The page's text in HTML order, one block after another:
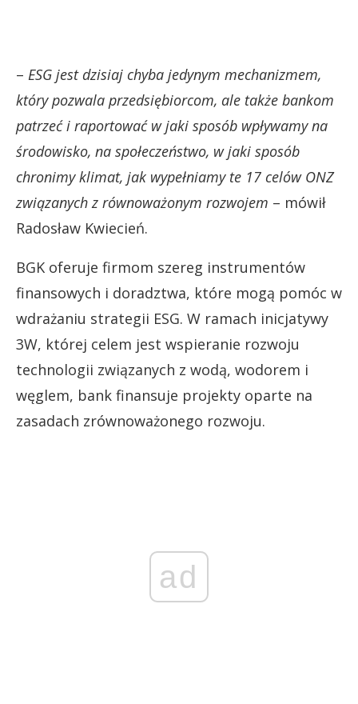
– ESG jest dzisiaj chyba jedynym mechanizmem,
który pozwala przedsiębiorcom, ale także bankom
patrzeć i raportować w jaki sposób wpływamy na
środowisko, na społeczeństwo, w jaki sposób
chronimy klimat, jak wypełniamy te 17 celów ONZ
związanych z równoważonym rozwojem – mówił
Radosław Kwiecień.
BGK oferuje firmom szereg instrumentów
finansowych i doradztwa, które mogą pomóc w
wdrażaniu strategii ESG. W ramach inicjatywy
3W, której celem jest wspieranie rozwoju
technologii związanych z wodą, wodorem i
węglem, bank finansuje projekty oparte na
zasadach zrównoważonego rozwoju.
ad